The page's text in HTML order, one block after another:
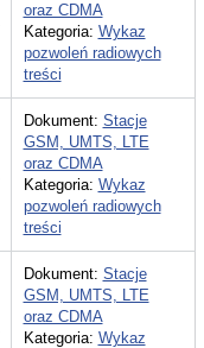
oraz CDMA
Kategoria: Wykaz
pozwoleń radiowych
treści
Dokument: Stacje
GSM, UMTS, LTE
oraz CDMA
Kategoria: Wykaz
pozwoleń radiowych
treści
Dokument: Stacje
GSM, UMTS, LTE
oraz CDMA
Kategoria: Wykaz